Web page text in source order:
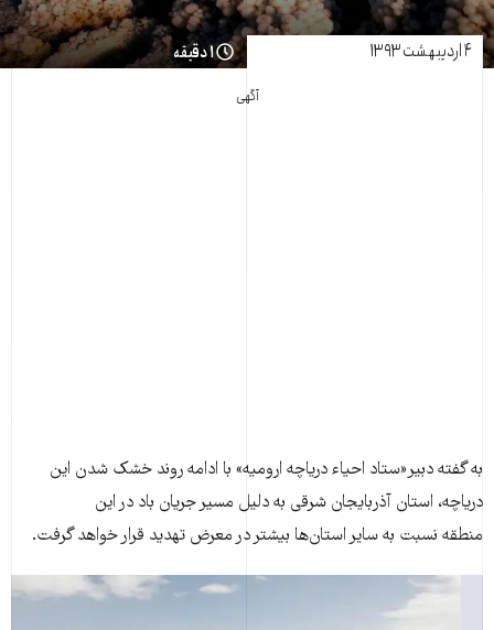
۴ اردیبهشت ۱۳۹۳ ۱ دقیقه
آگهی
به گفته دبیر«ستاد احیاء دریاچه ارومیه» با ادامه روند خشک شدن این
دریاچه، استان آذربایجان شرقی به دلیل مسیر جریان باد در این
منطقه نسبت به سایر استان‌ها بیشتر در معرض تهدید قرار خواهد گرفت.